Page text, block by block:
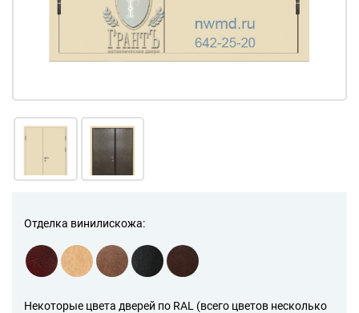
Отделка винилискожа:
Некоторые цвета дверей по RAL (всего цветов несколько